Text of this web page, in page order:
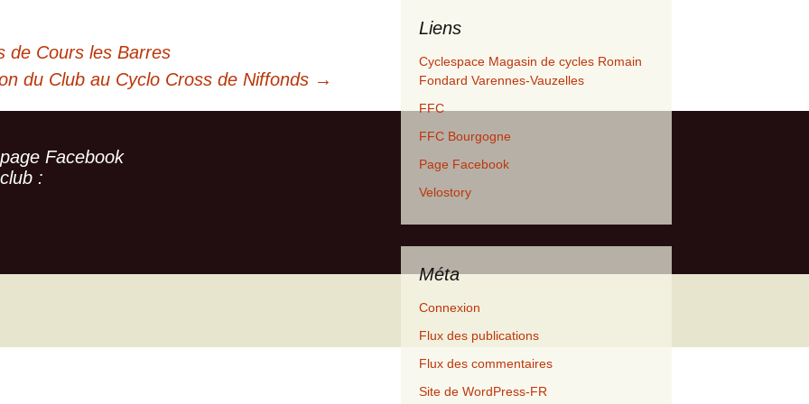
de Cours les Barres
du Club au Cyclo Cross de Niffonds →
Liens
Cyclespace Magasin de cycles Romain
Fondard Varennes-Vauzelles
FFC
FFC Bourgogne
Page Facebook
Velostory
Méta
Connexion
Flux des publications
Flux des commentaires
Site de WordPress-FR
Facebook
: